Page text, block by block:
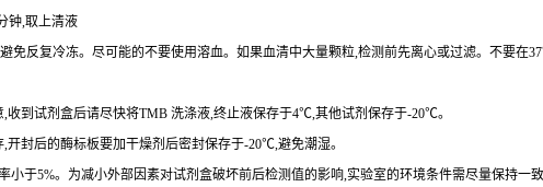
钟,取上清液
免反复冷冻。尽可能的不要使用溶血。如果血清中大量颗粒,检测前先离心或过滤。不要在
收到试剂盒后请尽快将TMB 洗涤液,终止液保存于4℃,其他试剂保存于-20℃。
开封后的酶标板要加干燥剂后密封保存于-20℃,避免潮湿。
小于5%。为减小外部因素对试剂盒破坏前后检测值的影响,实验室的环境条件需尽量保持